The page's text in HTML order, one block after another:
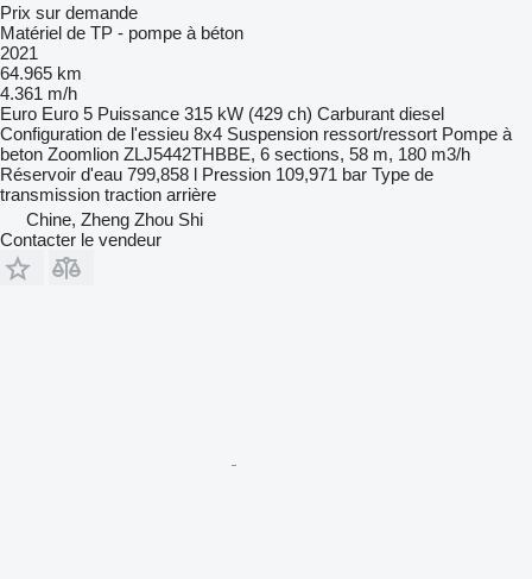
Prix sur demande
Matériel de TP - pompe à béton
2021
64.965 km
4.361 m/h
Euro Euro 5 Puissance 315 kW (429 ch) Carburant diesel
Configuration de l'essieu 8x4 Suspension ressort/ressort Pompe à
beton Zoomlion ZLJ5442THBBE, 6 sections, 58 m, 180 m3/h
Réservoir d'eau 799,858 l Pression 109,971 bar Type de
transmission traction arrière
Chine, Zheng Zhou Shi
Contacter le vendeur